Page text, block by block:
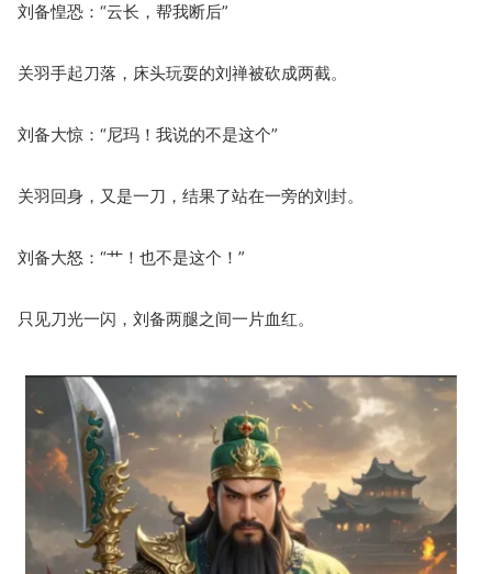
刘备惶恐：“云长，帮我断后”
关羽手起刀落，床头玩耍的刘禅被砍成两截。
刘备大惊：“尼玛！我说的不是这个”
关羽回身，又是一刀，结果了站在一旁的刘封。
刘备大怒：“艹！也不是这个！”
只见刀光一闪，刘备两腿之间一片血红。